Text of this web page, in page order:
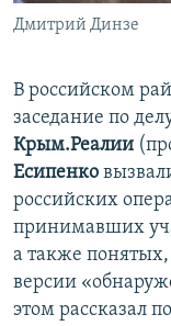
Дмитрий Динзе
В российском
заседание по
Крым.Реалии
Есипенко
российских
принимавших
а также понятых,
версии
этом рассказал